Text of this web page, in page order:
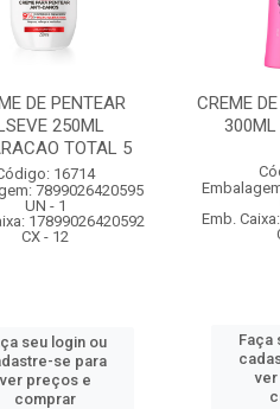
DE PENTEAR
250ML
TOTAL 5
16714
7899026420595
UN - 1
17899026420592
CX - 12
seu login ou
se para
ver preços e
comprar
CREME
300ML
Emb.
Faça